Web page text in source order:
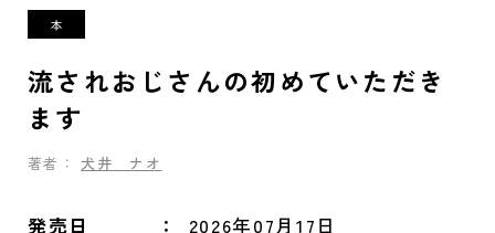
流されおじさんの初めていただき
ます
著者： 犬井 ナオ
発売日 2026年07月17日